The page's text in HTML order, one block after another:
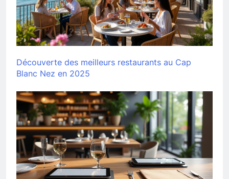
Découverte des meilleurs restaurants au Cap
Blanc Nez en 2025